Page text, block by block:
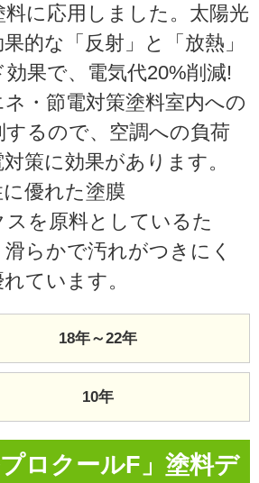
に応用しました。太陽光
的な「反射」と「放熱」
果で、電気代20%削減!
・節電対策塗料室内への
るので、空調への負荷
策に効果があります。
優れた塗膜
を原料としているた
らかで汚れがつきにく
ています。
18年～22年
10年
プロクールF」塗料デ